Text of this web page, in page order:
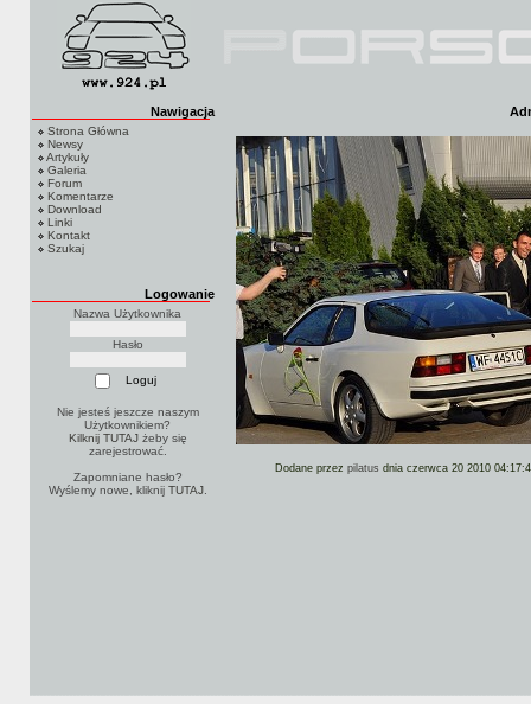
Nawigacja
Strona Główna
Newsy
Artykuły
Galeria
Forum
Komentarze
Download
Linki
Kontakt
Szukaj
Logowanie
Nazwa Użytkownika
Hasło
Nie jesteś jeszcze naszym
Użytkownikiem?
Kilknij TUTAJżeby się
zarejestrować.
Zapomniane hasło?
Wyślemy nowe, kliknij TUTAJ.
Dodane przez pilatus dnia czerwca 20 2010